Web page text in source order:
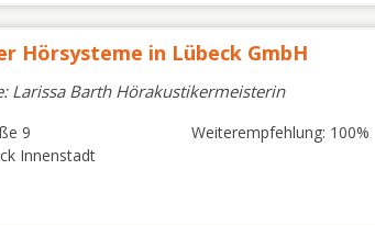
Hörsysteme in Lübeck GmbH
Larissa Barth Hörakustikermeisterin
9
Innenstadt
Weiterempfehlung: 100%